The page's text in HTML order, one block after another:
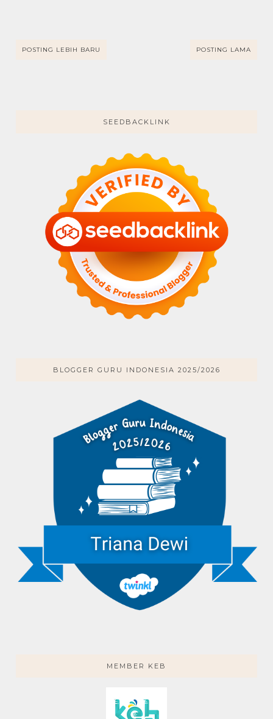
POSTING LEBIH BARU POSTING LAMA
SEEDBACKLINK
BLOGGER GURU INDONESIA 2025/2026
MEMBER KEB